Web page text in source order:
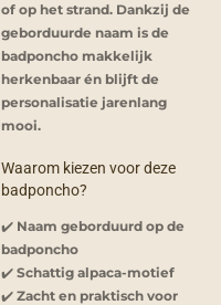
of op het strand. Dankzij de
geborduurde naam is de
badponcho makkelijk
herkenbaar én blijft de
personalisatie jarenlang
mooi.
Waarom kiezen voor deze
badponcho?
✔️ Naam geborduurd op de
badponcho
✔️ Schattig alpaca-motief
✔️ Zacht en praktisch voor